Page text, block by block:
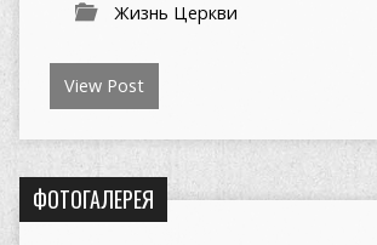
Жизнь Церкви
View Post
ФОТОГАЛЕРЕЯ